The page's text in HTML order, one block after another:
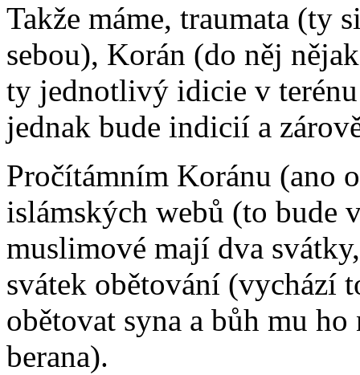
Takže máme, traumata (ty
sebou), Korán (do něj
ty jednotlivý idicie v
jednak bude indicií a
Pročítámním Koránu (ano
islámských webů (to bude
muslimové mají dva
svátek obětování (vychází
obětovat syna a bůh mu
berana).